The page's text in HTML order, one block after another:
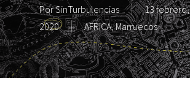
PorSinTurbulencias
13 febrero,
2020
AFRICA,Marruecos